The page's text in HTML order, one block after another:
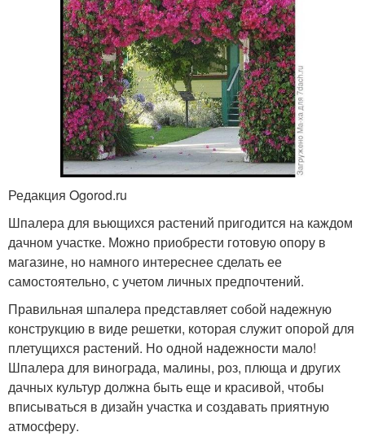
Редакция Ogorod.ru
Шпалера для вьющихся растений пригодится на каждом
дачном участке. Можно приобрести готовую опору в
магазине, но намного интереснее сделать ее
самостоятельно, с учетом личных предпочтений.
Правильная шпалера представляет собой надежную
конструкцию в виде решетки, которая служит опорой для
плетущихся растений. Но одной надежности мало!
Шпалера для винограда, малины, роз, плюща и других
дачных культур должна быть еще и красивой, чтобы
вписываться в дизайн участка и создавать приятную
атмосферу.